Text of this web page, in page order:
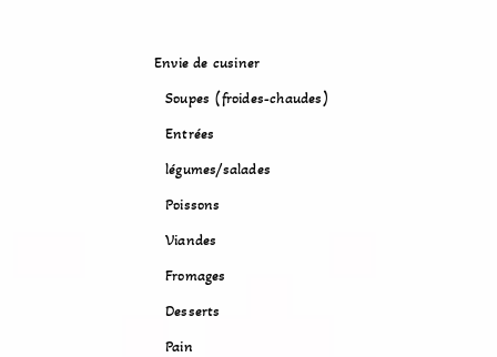
Envie de cusiner
Soupes (froides-chaudes)
Entrées
légumes/salades
Poissons
Viandes
Fromages
Desserts
Pain